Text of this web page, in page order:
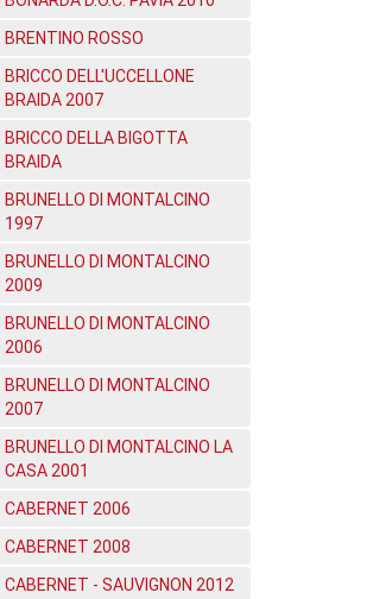
BRENTINO ROSSO
BRICCO DELL'UCCELLONE
BRAIDA 2007
BRICCO DELLA BIGOTTA
BRAIDA
BRUNELLO DI MONTALCINO
1997
BRUNELLO DI MONTALCINO
2009
BRUNELLO DI MONTALCINO
2006
BRUNELLO DI MONTALCINO
2007
BRUNELLO DI MONTALCINO LA
CASA 2001
CABERNET 2006
CABERNET 2008
CABERNET - SAUVIGNON 2012